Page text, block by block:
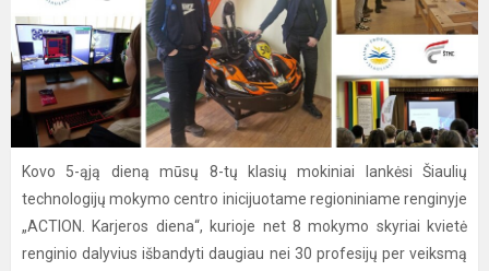
Kovo 5-ąją dieną mūsų 8-tų klasių mokiniai lankėsi Šiaulių
technologijų mokymo centro inicijuotame regioniniame renginyje
„ACTION. Karjeros diena“, kurioje net 8 mokymo skyriai kvietė
renginio dalyvius išbandyti daugiau nei 30 profesijų per veiksmą